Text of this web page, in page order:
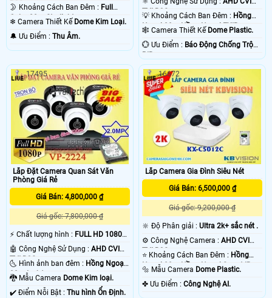
BCS.
🌛 Khoảng Cách Ban Đêm : Full
Color 20m Starlight.
❄ Camera Thiết Kế Dome Kim Loại.
️🔔 Ưu Điểm : Thu Âm.
TVI BCS.
💡 Khoảng Cách Ban Đêm : Hồng
Ngoại 20m Hồng Ngoại EXIR.
🕸️ Camera Thiết Kế Dome Plastic.
️💮 Ưu Điểm : Báo Động Chống Trộm
Lắp Đặt Camera Quan Sát Văn
Phòng Giá Rẻ
Giá Bán: 4,800,000 ₫
Giá gốc: 7,800,000 ₫
️⚡ Chất lượng hình : FULL HD 1080P
.
🤖️ Công Nghệ Sử Dụng : AHD CVI
TVI BCS.
🌜 Hình ảnh ban đêm : Hồng Ngoại
20m Led Array.
🐉️ Mẫu Camera Dome Kim loại.
️✔️ Điểm Nỗi Bật : Thu hình Ổn Định.
17495
Lắp Camera Gia Đình Siêu Nét
Giá Bán: 6,500,000 ₫
Giá gốc: 9,200,000 ₫
🔆 Độ Phân giải :Ultra 2k+ sắc nét .
⚙ Công Nghệ Camera :AHD CVI
TVI BCS.
⭐ Khoảng Cách Ban Đêm : Hồng
Ngoại 20m Hồng Ngoại Smart IR.
🔩 Mẫu Camera Dome Plastic.
️✤ Ưu Điểm :Công Nghệ AI.
16672